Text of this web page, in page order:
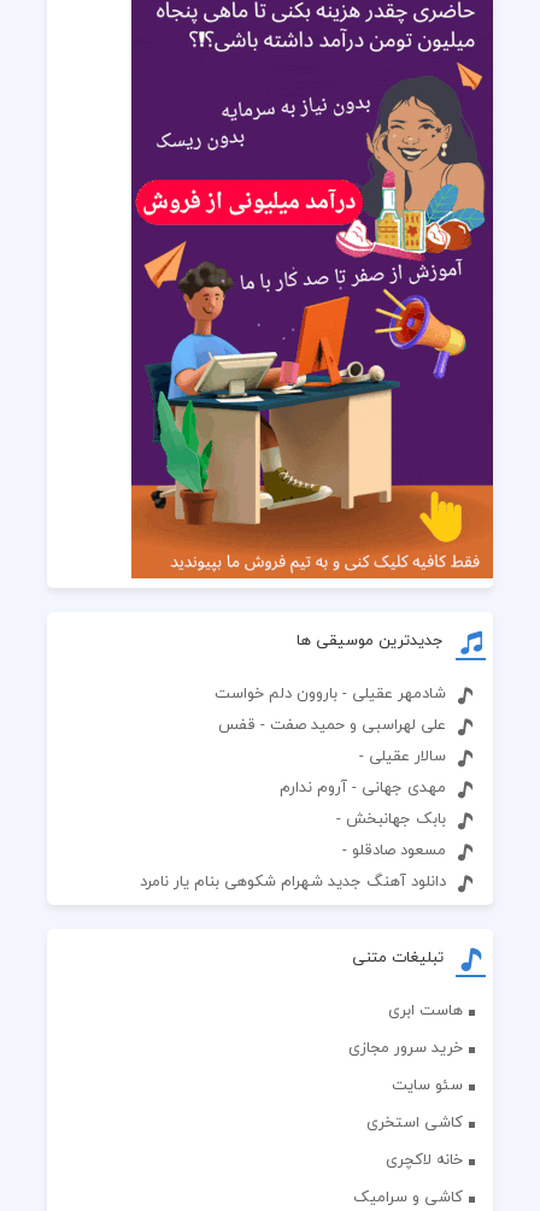
جدیدترین موسیقی ها
شادمهر عقیلی - باروون دلم خواست
علی لهراسبی و حمید صفت - قفس
سالار عقیلی -
مهدی جهانی - آروم ندارم
بابک جهانبخش -
مسعود صادقلو -
دانلود آهنگ جدید شهرام شکوهی بنام یار نامرد
تبلیغات متنی
هاست ابری
خرید سرور مجازی
سئو سایت
کاشی استخری
خانه لاکچری
کاشی و سرامیک